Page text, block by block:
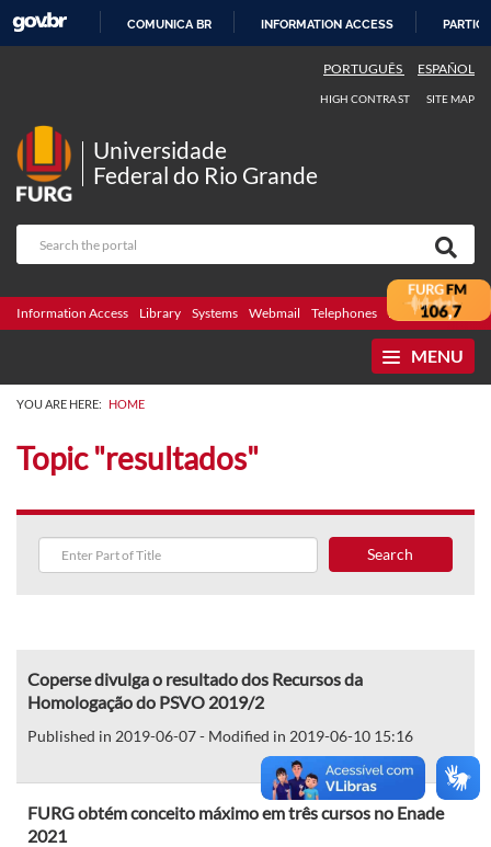
COMUNICA BR INFORMATION ACCESS
PORTUGUÊS ESPAÑOL
HIGH CONTRAST SITE MAP
Universidade
Federal do Rio Grande
Information Access Library Systems Webmail Telephones Bidding
MENU
YOU ARE HERE: HOME
Topic "resultados"
Search
Coperse divulga o resultado dos Recursos da
Homologação do PSVO 2019/2
Published in 2019-06-07 - Modified in 2019-06-10 15:16
FURG obtém conceito máximo em três cursos no Enade
2021